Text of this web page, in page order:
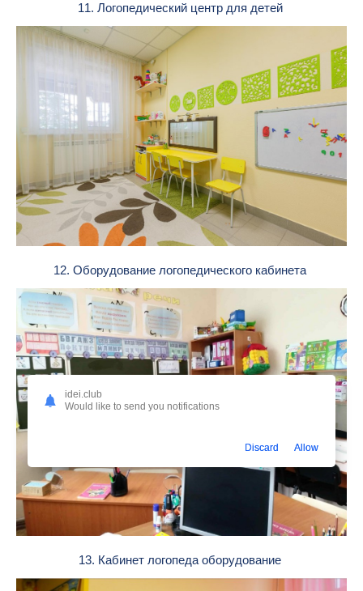
11. Логопедический центр для детей
12. Оборудование логопедического кабинета
13. Кабинет логопеда оборудование
idei.club
Would like to send you notifications
Discard Allow